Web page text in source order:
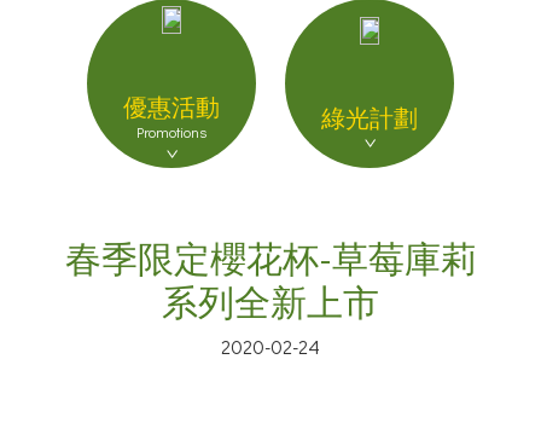
優惠活動
Promotions 綠光計劃
春季限定櫻花杯-草莓庫莉
系列全新上市
2020-02-24